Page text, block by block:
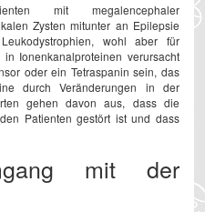
mit megalencephaler
Zysten mitunter an Epilepsie
wohl aber für
Ionenkanalproteinen verursacht
oder ein Tetraspanin sein, das
durch Veränderungen in der
gehen davon aus, dass die
Patienten gestört ist und dass
mit der